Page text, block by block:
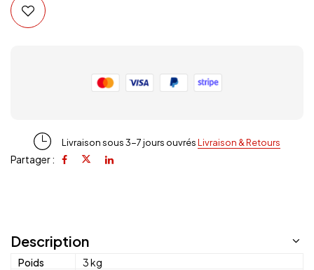
Livraison sous 3-7 jours ouvrésLivraison & Retours
Partager :
Description
Poids
3 kg